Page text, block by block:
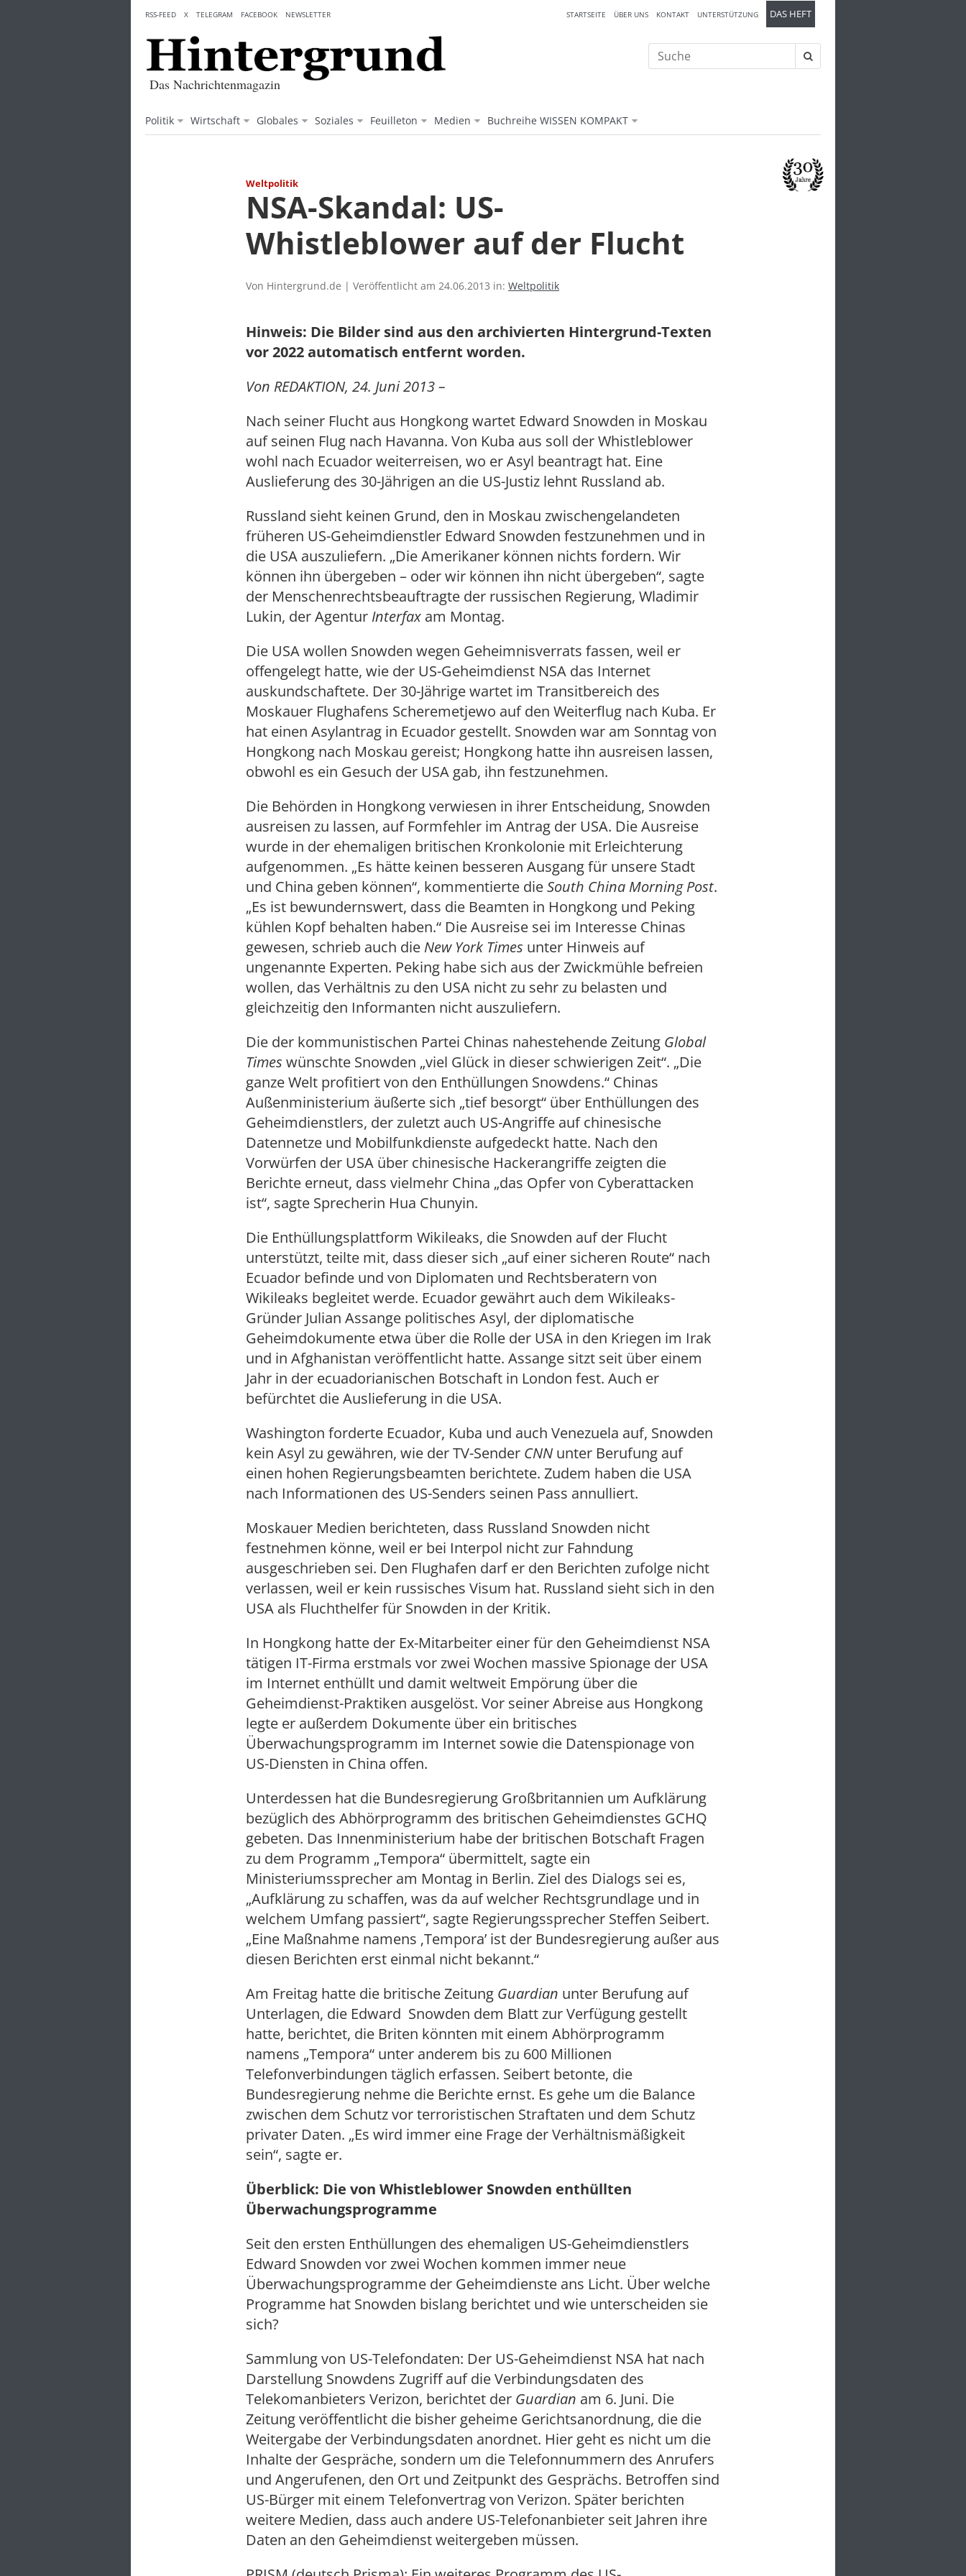
content
Das Nachrichtenmagazin
Politik Wirtschaft Globales Soziales Feuilleton Medien Buchreihe WISSEN KOMPAKT
STARTSEITE ÜBER UNS KONTAKT UNTERSTÜTZUNG DAS HEFT
RSS-FEED X TELEGRAM FACEBOOK NEWSLETTER
Suche
nach:
Weltpolitik
NSA-Skandal: US-
Whistleblower auf der Flucht
Von Hintergrund.de | Veröffentlicht am 24.06.2013 in: Weltpolitik
Hinweis: Die Bilder sind aus den archivierten Hintergrund-Texten
vor 2022 automatisch entfernt worden.
Von REDAKTION, 24. Juni 2013 –
Nach seiner Flucht aus Hongkong wartet Edward Snowden in Moskau
auf seinen Flug nach Havanna. Von Kuba aus soll der Whistleblower
wohl nach Ecuador weiterreisen, wo er Asyl beantragt hat. Eine
Auslieferung des 30-Jährigen an die US-Justiz lehnt Russland ab.
Russland sieht keinen Grund, den in Moskau zwischengelandeten
früheren US-Geheimdienstler Edward Snowden festzunehmen und in
die USA auszuliefern. „Die Amerikaner können nichts fordern. Wir
können ihn übergeben – oder wir können ihn nicht übergeben“, sagte
der Menschenrechtsbeauftragte der russischen Regierung, Wladimir
Lukin, der Agentur Interfax am Montag.
Die USA wollen Snowden wegen Geheimnisverrats fassen, weil er
offengelegt hatte, wie der US-Geheimdienst NSA das Internet
auskundschaftete. Der 30-Jährige wartet im Transitbereich des
Moskauer Flughafens Scheremetjewo auf den Weiterflug nach Kuba. Er
hat einen Asylantrag in Ecuador gestellt. Snowden war am Sonntag von
Hongkong nach Moskau gereist; Hongkong hatte ihn ausreisen lassen,
obwohl es ein Gesuch der USA gab, ihn festzunehmen.
Die Behörden in Hongkong verwiesen in ihrer Entscheidung, Snowden
ausreisen zu lassen, auf Formfehler im Antrag der USA. Die Ausreise
wurde in der ehemaligen britischen Kronkolonie mit Erleichterung
aufgenommen. „Es hätte keinen besseren Ausgang für unsere Stadt
und China geben können“, kommentierte dieSouth China Morning Post.
„Es ist bewundernswert, dass die Beamten in Hongkong und Peking
kühlen Kopf behalten haben.“ Die Ausreise sei im Interesse Chinas
gewesen, schrieb auch die New York Times unter Hinweis auf
ungenannte Experten. Peking habe sich aus der Zwickmühle befreien
wollen, das Verhältnis zu den USA nicht zu sehr zu belasten und
gleichzeitig den Informanten nicht auszuliefern.
Die der kommunistischen Partei Chinas nahestehende Zeitung Global
Times wünschte Snowden „viel Glück in dieser schwierigen Zeit“. „Die
ganze Welt profitiert von den Enthüllungen Snowdens.“ Chinas
Außenministerium äußerte sich „tief besorgt“ über Enthüllungen des
Geheimdienstlers, der zuletzt auch US-Angriffe auf chinesische
Datennetze und Mobilfunkdienste aufgedeckt hatte. Nach den
Vorwürfen der USA über chinesische Hackerangriffe zeigten die
Berichte erneut, dass vielmehr China „das Opfer von Cyberattacken
ist“, sagte Sprecherin Hua Chunyin.
Die Enthüllungsplattform Wikileaks, die Snowden auf der Flucht
unterstützt, teilte mit, dass dieser sich „auf einer sicheren Route“ nach
Ecuador befinde und von Diplomaten und Rechtsberatern von
Wikileaks begleitet werde. Ecuador gewährt auch dem Wikileaks-
Gründer Julian Assange politisches Asyl, der diplomatische
Geheimdokumente etwa über die Rolle der USA in den Kriegen im Irak
und in Afghanistan veröffentlicht hatte. Assange sitzt seit über einem
Jahr in der ecuadorianischen Botschaft in London fest. Auch er
befürchtet die Auslieferung in die USA.
Washington forderte Ecuador, Kuba und auch Venezuela auf, Snowden
kein Asyl zu gewähren, wie der TV-Sender CNN unter Berufung auf
einen hohen Regierungsbeamten berichtete. Zudem haben die USA
nach Informationen des US-Senders seinen Pass annulliert.
Moskauer Medien berichteten, dass Russland Snowden nicht
festnehmen könne, weil er bei Interpol nicht zur Fahndung
ausgeschrieben sei. Den Flughafen darf er den Berichten zufolge nicht
verlassen, weil er kein russisches Visum hat. Russland sieht sich in den
USA als Fluchthelfer für Snowden in der Kritik.
In Hongkong hatte der Ex-Mitarbeiter einer für den Geheimdienst NSA
tätigen IT-Firma erstmals vor zwei Wochen massive Spionage der USA
im Internet enthüllt und damit weltweit Empörung über die
Geheimdienst-Praktiken ausgelöst. Vor seiner Abreise aus Hongkong
legte er außerdem Dokumente über ein britisches
Überwachungsprogramm im Internet sowie die Datenspionage von
US-Diensten in China offen.
Unterdessen hat die Bundesregierung Großbritannien um Aufklärung
bezüglich des Abhörprogramm des britischen Geheimdienstes GCHQ
gebeten. Das Innenministerium habe der britischen Botschaft Fragen
zu dem Programm „Tempora“ übermittelt, sagte ein
Ministeriumssprecher am Montag in Berlin. Ziel des Dialogs sei es,
„Aufklärung zu schaffen, was da auf welcher Rechtsgrundlage und in
welchem Umfang passiert“, sagte Regierungssprecher Steffen Seibert.
„Eine Maßnahme namens ‚Tempora’ ist der Bundesregierung außer aus
diesen Berichten erst einmal nicht bekannt.“
Am Freitag hatte die britische Zeitung Guardian unter Berufung auf
Unterlagen, die Edward Snowden dem Blatt zur Verfügung gestellt
hatte, berichtet, die Briten könnten mit einem Abhörprogramm
namens „Tempora“ unter anderem bis zu 600 Millionen
Telefonverbindungen täglich erfassen. Seibert betonte, die
Bundesregierung nehme die Berichte ernst. Es gehe um die Balance
zwischen dem Schutz vor terroristischen Straftaten und dem Schutz
privater Daten. „Es wird immer eine Frage der Verhältnismäßigkeit
sein“, sagte er.
Überblick: Die von Whistleblower Snowden enthüllten
Überwachungsprogramme
Seit den ersten Enthüllungen des ehemaligen US-Geheimdienstlers
Edward Snowden vor zwei Wochen kommen immer neue
Überwachungsprogramme der Geheimdienste ans Licht. Über welche
Programme hat Snowden bislang berichtet und wie unterscheiden sie
sich?
Sammlung von US-Telefondaten: Der US-Geheimdienst NSA hat nach
Darstellung Snowdens Zugriff auf die Verbindungsdaten des
Telekomanbieters Verizon, berichtet der Guardian am 6. Juni. Die
Zeitung veröffentlicht die bisher geheime Gerichtsanordnung, die die
Weitergabe der Verbindungsdaten anordnet. Hier geht es nicht um die
Inhalte der Gespräche, sondern um die Telefonnummern des Anrufers
und Angerufenen, den Ort und Zeitpunkt des Gesprächs. Betroffen sind
US-Bürger mit einem Telefonvertrag von Verizon. Später berichten
weitere Medien, dass auch andere US-Telefonanbieter seit Jahren ihre
Daten an den Geheimdienst weitergeben müssen.